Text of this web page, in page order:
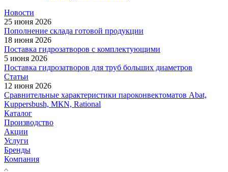
Новости
25 июня 2026
Пополнение склада готовой продукции
18 июня 2026
Поставка гидрозатворов с комплектующими
5 июня 2026
Поставка гидрозатворов для труб больших диаметров
Статьи
12 июня 2026
Сравнительные характеристики пароконвектоматов Abat,
Kuppersbush, МКN, Rational
Каталог
Производство
Акции
Услуги
Бренды
Компания